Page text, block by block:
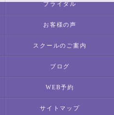
ブライダル
お客様の声
スクールのご案内
ブログ
WEB予約
サイトマップ